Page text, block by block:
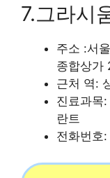
7.그라시
주소 :서
종합상가
근처 역:
진료과목
란트
전화번